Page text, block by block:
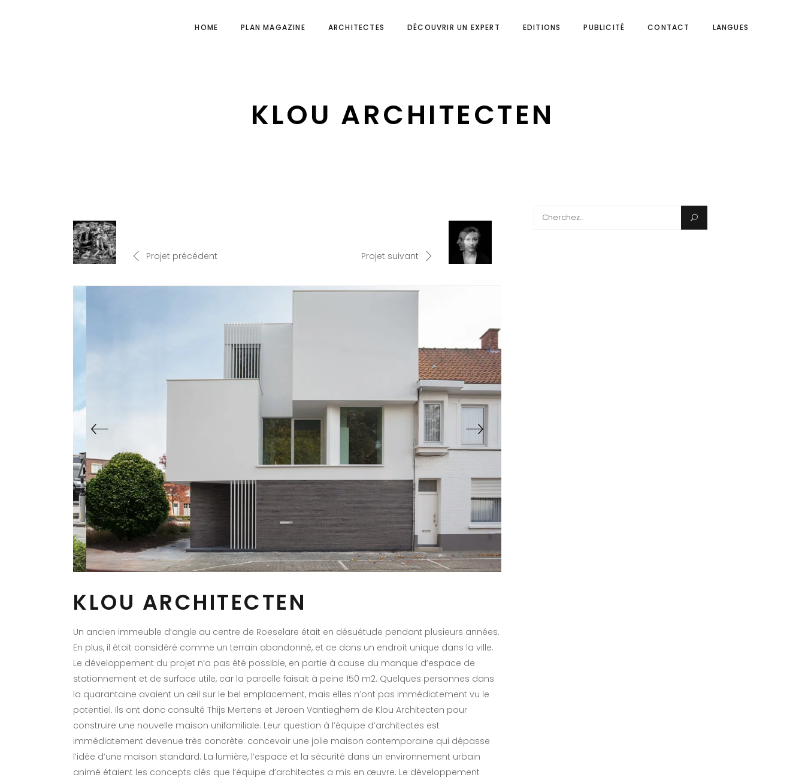
HOME PLAN MAGAZINE ARCHITECTES DÉCOUVRIR UN EXPERT EDITIONS PUBLICITÉ CONTACT LANGUES
KLOU ARCHITECTEN
Projet précédent Projet suivant
KLOU ARCHITECTEN
Un ancien immeuble d’angle au centre de Roeselare était en désuétude pendant plusieurs années.
En plus, il était considéré comme un terrain abandonné, et ce dans un endroit unique dans la ville.
Le développement du projet n’a pas été possible, en partie à cause du manque d’espace de
stationnement et de surface utile, car la parcelle faisait à peine 150 m2. Quelques personnes dans
la quarantaine avaient un œil sur le bel emplacement, mais elles n’ont pas immédiatement vu le
potentiel. Ils ont donc consulté Thijs Mertens et Jeroen Vantieghem de Klou Architecten pour
construire une nouvelle maison unifamiliale. Leur question à l’équipe d’architectes est
immédiatement devenue très concrète: concevoir une jolie maison contemporaine qui dépasse
l’idée d’une maison standard. La lumière, l’espace et la sécurité dans un environnement urbain
animé étaient les concepts clés que l’équipe d’architectes a mis en œuvre. Le développement
Search